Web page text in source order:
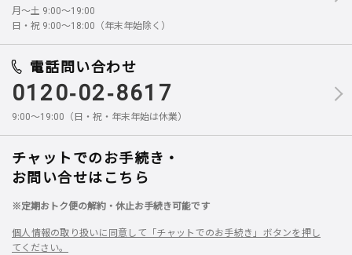
月～土 9:00～19:00
日・祝 9:00～18:00（年末年始除く）
電話問い合わせ
0120-02-8617
9:00～19:00（日・祝・年末年始は休業）
チャットでのお手続き・
お問い合せはこちら
※定期おトク便の解約・休止お手続き可能です
個人情報の取り扱いに同意して「チャットでのお手続き」ボタンを押し
てください。